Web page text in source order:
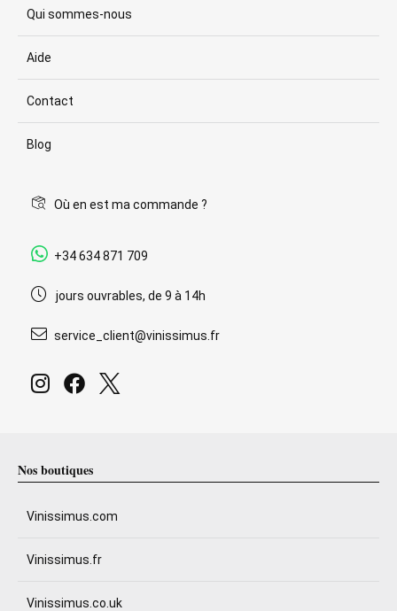
Qui sommes-nous
Aide
Contact
Blog
Où en est ma commande ?
+34 634 871 709
jours ouvrables, de 9 à 14h
service_client@vinissimus.fr
Nos boutiques
Vinissimus.com
Vinissimus.fr
Vinissimus.co.uk